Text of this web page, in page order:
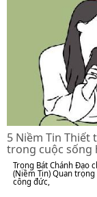
5 Niềm Tin Thiết
trong cuộc sống
Trong Bát Chánh Đạo
(Niềm Tin) Quan
công đức,